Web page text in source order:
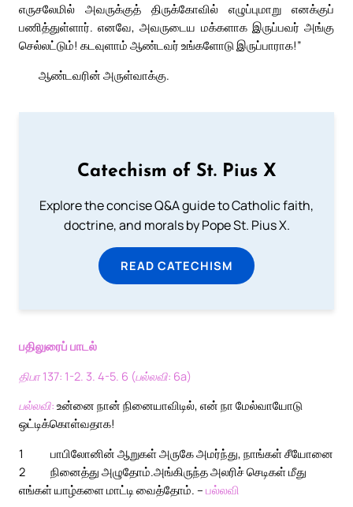
எருசலேமில் அவருக்குத் திருக்கோவில் எழுப்புமாறு எனக்குப்
பணித்துள்ளார். எனவே, அவருடைய மக்களாக இருப்பவர் அங்கு
செல்லட்டும்! கடவுளாம் ஆண்டவர் உங்களோடு இருப்பாராக!”
ஆண்டவரின் அருள்வாக்கு.
Catechism of St. Pius X
Explore the concise Q&A guide to Catholic faith,
doctrine, and morals by Pope St. Pius X.
READ CATECHISM
பதிலுரைப் பாடல்
திபா 137: 1-2. 3. 4-5. 6 (பல்லவி: 6a)
பல்லவி: உன்னை நான் நினையாவிடில், என் நா மேல்வாயோடு
ஒட்டிக்கொள்வதாக!
1
பாபிலோனின் ஆறுகள் அருகே அமர்ந்து, நாங்கள் சீயோனை
நினைத்து அழுதோம்.
2
அங்கிருந்த அலரிச் செடிகள் மீது
எங்கள் யாழ்களை மாட்டி வைத்தோம். – பல்லவி